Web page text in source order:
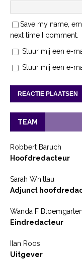
Save my name,
next time I comment.
Stuur mij een e-
Stuur mij een e-
TEAM
Robbert Baruch
Hoofdredacteur
Sarah Whitlau
Adjunct
Wanda F Bloemgarten
Eindredacteur
Ilan Roos
Uitgever